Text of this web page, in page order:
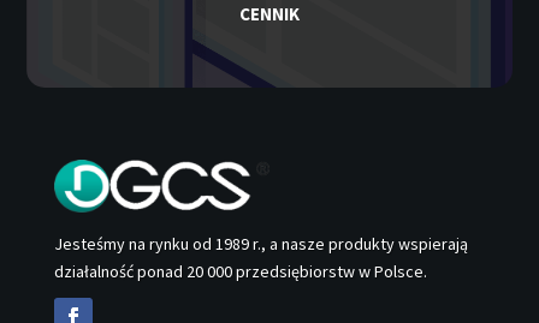
CENNIK
Jesteśmy na rynku od 1989 r., a nasze produkty wspierają
działalność ponad 20 000 przedsiębiorstw w Polsce.